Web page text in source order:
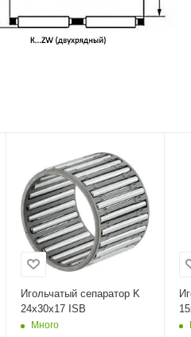
Игольчатый сепаратор K
24x30x17 ISB
Много